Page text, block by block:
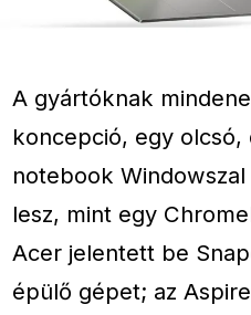
A gyártóknak
koncepció, egy olcsó,
notebook
lesz, mint egy
Acer jelentett be
épülő gépet; az